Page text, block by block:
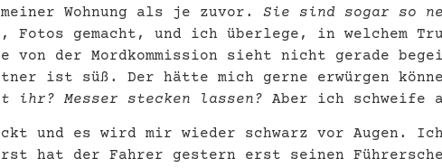
Wohnung als je zuvor. Sie sind sogar so
Fotos gemacht, und ich überlege, in welchem
von der Mordkommission sieht nicht gerade
ist süß. Der hätte mich gerne erwürgen
ihr? Messer stecken lassen? Aber ich schweife
und es wird mir wieder schwarz vor Augen.
hat der Fahrer gestern erst seinen